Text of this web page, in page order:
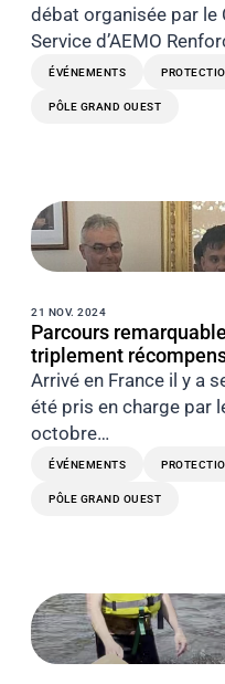
débat organisée par le
Service d’AEMO
ÉVÉNEMENTS
PÔLE GRAND OUEST
21 NOV. 2024
Parcours
triplement
Arrivé en France il y a
été pris en charge par
octobre…
ÉVÉNEMENTS
PÔLE GRAND OUEST